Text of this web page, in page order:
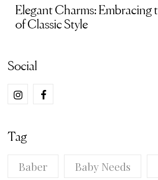
Elegant Charms: Embracing
of Classic Style
Social
Tag
Baber Baby Needs